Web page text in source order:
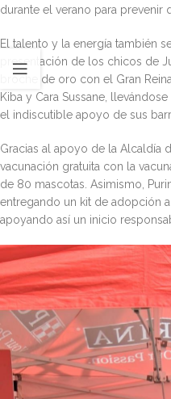
durante el verano para prevenir
El talento y la energía también
presentación de los chicos de
broche de oro con el Gran
Kiba y Cara Sussane,
el indiscutible apoyo de sus
Gracias al apoyo de la Alcaldía
vacunación gratuita con la
de 80 mascotas. Asimismo,
entregando un kit de adopción
apoyando así un inicio